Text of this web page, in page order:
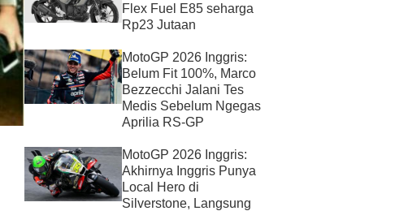
Flex Fuel E85 seharga
Rp23 Jutaan
MotoGP 2026 Inggris:
Belum Fit 100%, Marco
Bezzecchi Jalani Tes
Medis Sebelum Ngegas
Aprilia RS-GP
MotoGP 2026 Inggris:
Akhirnya Inggris Punya
Local Hero di
Silverstone, Langsung